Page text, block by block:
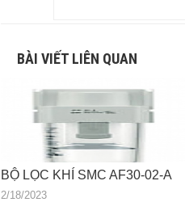
BÀI VIẾT LIÊN QUAN
BỘ LỌC KHÍ SMC AF30-02-A
2/18/2023